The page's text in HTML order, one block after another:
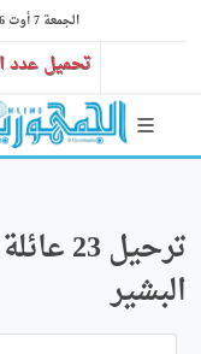
الجمعة 7 أوت 2026 | 24 صفر 1448
تحميل عدد
البشير